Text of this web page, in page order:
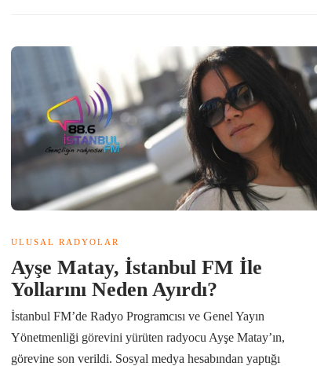
ULUSAL RADYOLAR
Ayşe Matay, İstanbul FM İle
Yollarını Neden Ayırdı?
İstanbul FM’de Radyo Programcısı ve Genel Yayın
Yönetmenliği görevini yürüten radyocu Ayşe Matay’ın,
görevine son verildi. Sosyal medya hesabından yaptığı